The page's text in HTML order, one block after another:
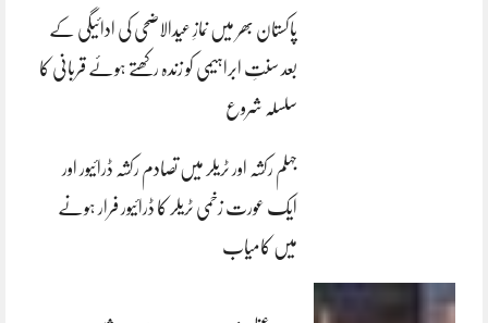
پاکستان بھر میں نمازِ عیدالاضحی کی ادائیگی کے
بعد سنتِ ابراہیمی کو زندہ رکھتے ہوئے قربانی کا
سلسلہ شروع
جہلم رکشہ اور ٹریلر میں تصادم رکشہ ڈرائیور اور
ایک عورت زخمی ٹریلر کا ڈرائیور فرار ہونے
میں کامیاب